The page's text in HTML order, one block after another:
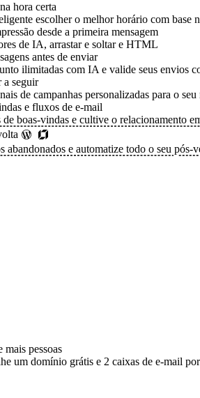
hora certa
escolher o melhor horário com base
desde a primeira mensagem
de IA, arrastar e soltar e HTML
antes de enviar
ilimitadas com IA e valide seus envios
a seguir
de campanhas personalizadas para o
e fluxos de e-mail
boas-vindas e cultive o relacionamento
abandonados e automatize todo o seu pós-
mais pessoas
um domínio grátis e 2 caixas de e-mail